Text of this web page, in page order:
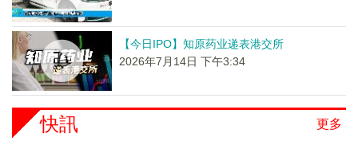
【今日IPO】知原药业递表港交所
2026年7月14日 下午3:34
更多
快訊